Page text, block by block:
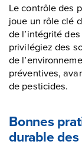
Le contrôle des
joue un rôle clé
de l’intégrité
privilégiez des
de
préventives,
de pesticides.
Bonnes
durable